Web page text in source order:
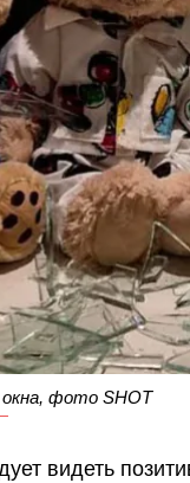
фото SHOT
видеть